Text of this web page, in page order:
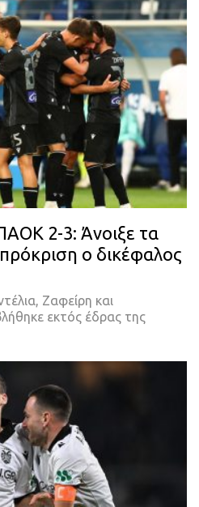
2-3: Άνοιξε τα
ο δικέφαλος
Ζαφείρη και
εκτός έδρας της